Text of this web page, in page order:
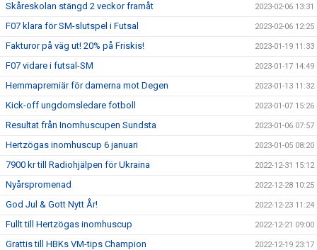
Skåreskolan stängd 2 veckor framåt 2023-02-06 13:31
F07 klara för SM-slutspel i Futsal 2023-02-06 12:25
Fakturor på väg ut! 20% på Friskis! 2023-01-19 11:33
F07 vidare i futsal-SM 2023-01-17 14:49
Hemmapremiär för damerna mot Degen 2023-01-13 11:32
Kick-off ungdomsledare fotboll 2023-01-07 15:26
Resultat från Inomhuscupen Sundsta 2023-01-06 07:57
Hertzögas inomhuscup 6 januari 2023-01-05 08:20
7900 kr till Radiohjälpen för Ukraina 2022-12-31 15:12
Nyårspromenad 2022-12-28 10:25
God Jul & Gott Nytt År! 2022-12-23 11:24
Fullt till Hertzögas inomhuscup 2022-12-21 09:00
Grattis till HBKs VM-tips Champion 2022-12-19 23:17